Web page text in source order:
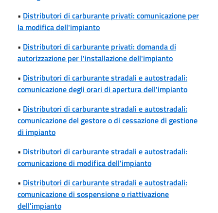
• Distributori di carburante privati: comunicazione per
la modifica dell'impianto
• Distributori di carburante privati: domanda di
autorizzazione per l'installazione dell'impianto
• Distributori di carburante stradali e autostradali:
comunicazione degli orari di apertura dell'impianto
• Distributori di carburante stradali e autostradali:
comunicazione del gestore o di cessazione di gestione
di impianto
• Distributori di carburante stradali e autostradali:
comunicazione di modifica dell'impianto
• Distributori di carburante stradali e autostradali:
comunicazione di sospensione o riattivazione
dell'impianto